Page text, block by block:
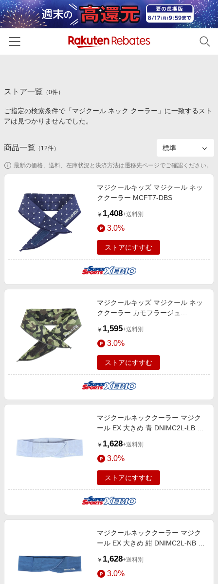
カテゴリー一覧
百貨店・総合ECモール
食品・スイーツ・お酒
コスメ・健康・医薬品
キッズ・ベビー用品
家電・PC・スマホ・カメラ
エンタメ
スポーツ・アウトドア・ゴルフ
旅行・レジャー・ホテル予約
金融・マネー・保険
デジタルコンテンツ
ビジネス・その他サービス
イベント一覧
初回購入者限定特典
対象ストア新規限定特典
電子書籍特集
楽天ペイ導入ストア
楽天サービス特集
旅行特集
わくわく夏特集
Qoo10メガポ
Samsung ボーナスキャンペーン
週末の高還元 夏の長期版
ストア一覧 （0件）
ご指定の検索条件で「マジクール ネック クーラー」に一致するスト
アは見つかりませんでした。
商品一覧 （ 12件）
最新の価格、送料、在庫状況と決済方法は遷移先ページでご確認ください。
マジクールキッズ マジクール ネッ
ククーラー MCFT7-DBS
￥ 1,408+送料別
3.0%
ストアにすすむ
マジクールキッズ マジクール ネッ
ククーラー カモフラージュ
￥ 1,595+送料別
3.0%
ストアにすすむ
マジクールネッククーラー マジク
ール EX 大きめ 青 DNIMC2L-LB 冷
対策
￥ 1,628+送料別
3.0%
ストアにすすむ
マジクールネッククーラー マジク
ール EX 大きめ 紺 DNIMC2L-NB 冷
対策
￥ 1,628+送料別
3.0%